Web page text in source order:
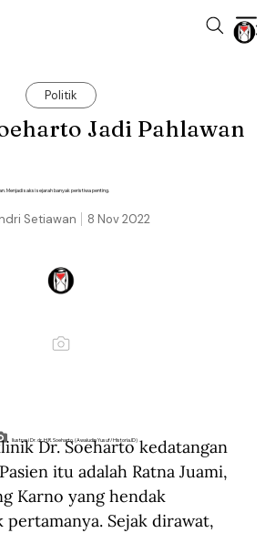
Politik
Jadi Pahlawan
Menjadi saksi sejarah banyak peristiwa penting.
8 Nov 2022
Setiawan
Ilustrasi Dr. dr. H.R. Soeharto. (Awaludin Yusuf/Historia.ID)
Dr. Soeharto kedatangan
itu adalah Ratna Juami,
Karno yang hendak
pertamanya. Sejak dirawat,